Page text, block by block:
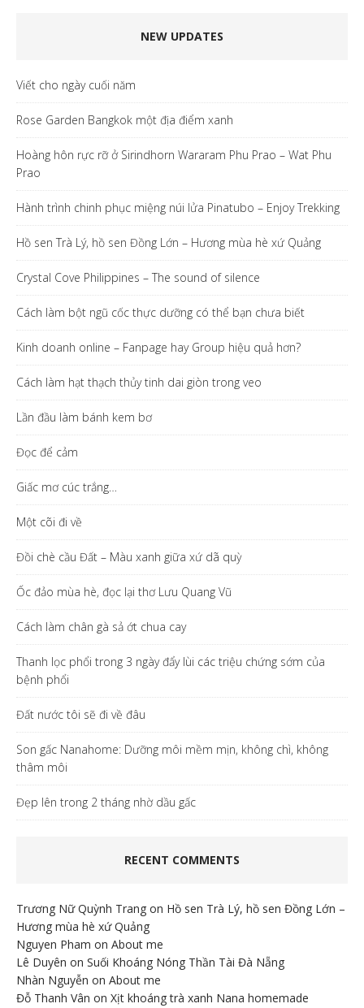
NEW UPDATES
Viết cho ngày cuối năm
Rose Garden Bangkok một địa điểm xanh
Hoàng hôn rực rỡ ở Sirindhorn Wararam Phu Prao – Wat Phu
Prao
Hành trình chinh phục miệng núi lửa Pinatubo – Enjoy Trekking
Hồ sen Trà Lý, hồ sen Đồng Lớn – Hương mùa hè xứ Quảng
Crystal Cove Philippines – The sound of silence
Cách làm bột ngũ cốc thực dưỡng có thể bạn chưa biết
Kinh doanh online – Fanpage hay Group hiệu quả hơn?
Cách làm hạt thạch thủy tinh dai giòn trong veo
Lần đầu làm bánh kem bơ
Đọc để cảm
Giấc mơ cúc trắng…
Một cõi đi về
Đồi chè cầu Đất – Màu xanh giữa xứ dã quỳ
Ốc đảo mùa hè, đọc lại thơ Lưu Quang Vũ
Cách làm chân gà sả ớt chua cay
Thanh lọc phổi trong 3 ngày đẩy lùi các triệu chứng sớm của
bệnh phổi
Đất nước tôi sẽ đi về đâu
Son gấc Nanahome: Dưỡng môi mềm mịn, không chì, không
thâm môi
Đẹp lên trong 2 tháng nhờ dầu gấc
RECENT COMMENTS
Trương Nữ Quỳnh Trang on Hồ sen Trà Lý, hồ sen Đồng Lớn –
Hương mùa hè xứ Quảng
Nguyen Pham on About me
Lê Duyên on Suối Khoáng Nóng Thần Tài Đà Nẵng
Nhàn Nguyễn on About me
Đỗ Thanh Vân on Xịt khoáng trà xanh Nana homemade